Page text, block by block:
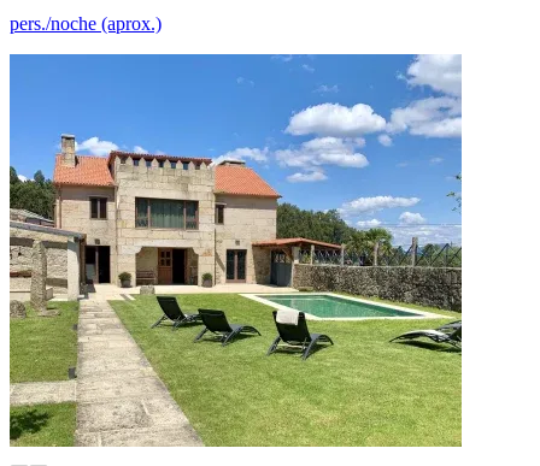
pers./noche (aprox.)